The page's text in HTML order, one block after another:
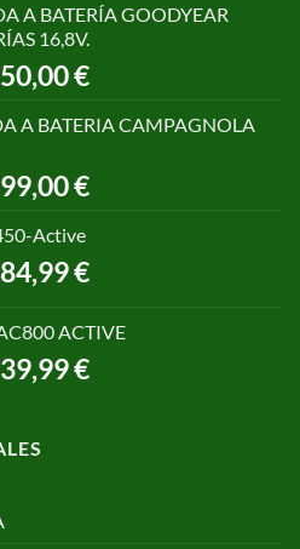
era:
1.055,00 €.
es:
A BATERÍA GOODYEAR
16,8V.
€.
€El
precio
actual
250,00 €.
A BATERIA CAMPAGNOLA
€.
€El
precio
499,00 €.
Active
€.
€El
precio
es:
484,99 €.
ACTIVE
€.
€El
precio